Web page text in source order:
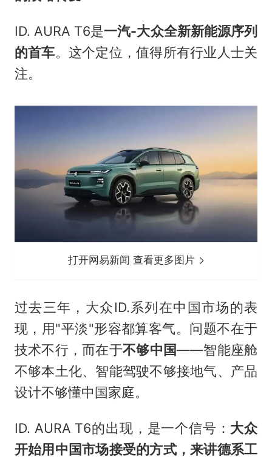
ID. AURA T6是一汽-大众全新新能源序列
的首车。这个定位，值得所有行业人士关
注。
打开网易新闻 查看更多图片
过去三年，大众ID.系列在中国市场的表
现，用"平淡"形容都算客气。问题不在于
技术不行，而在于不够中国——智能座舱
不够本土化、智能驾驶不够接地气、产品
设计不够懂中国家庭。
ID. AURA T6的出现，是一个信号： 大众
开始用中国市场接受的方式，来讲德系工